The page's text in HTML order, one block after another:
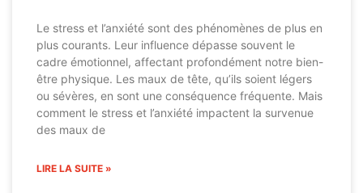
Le stress et l’anxiété sont des phénomènes de plus en
plus courants. Leur influence dépasse souvent le
cadre émotionnel, affectant profondément notre bien-
être physique. Les maux de tête, qu’ils soient légers
ou sévères, en sont une conséquence fréquente. Mais
comment le stress et l’anxiété impactent la survenue
des maux de
LIRE LA SUITE »